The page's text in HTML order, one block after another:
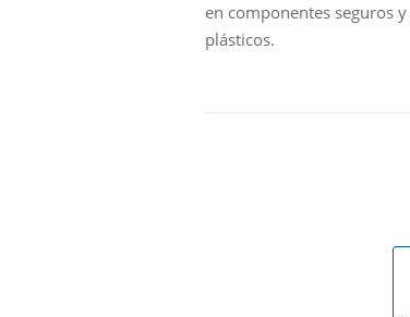
en componentes seguros
plásticos.